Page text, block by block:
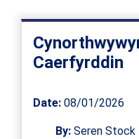
Caerfyrddin
Date: 08/01/2026
By: Seren Stock